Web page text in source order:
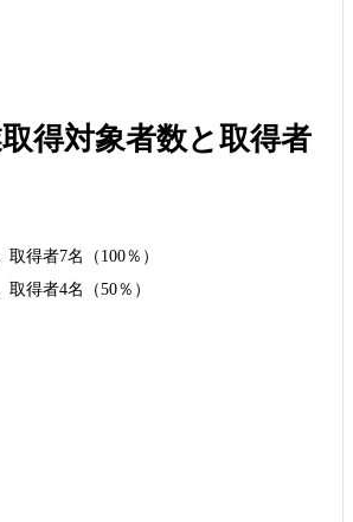
得対象者数と取得者
取得者7名（100％）
取得者4名（50％）